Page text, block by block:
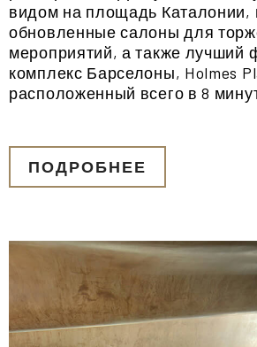
видом на площадь Каталонии,
обновленные салоны для
мероприятий, а также лучший
комплекс Барселоны, Holmes
расположенный всего в 8
ПОДРОБНЕЕ